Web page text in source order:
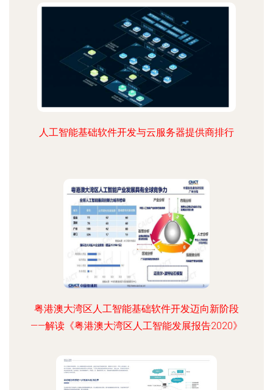
人工智能基础软件开发与云服务器提供商排行
粤港澳大湾区人工智能基础软件开发迈向新阶段
——解读《粤港澳大湾区人工智能发展报告2020》